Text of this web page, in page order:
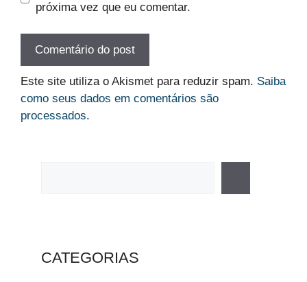
próxima vez que eu comentar.
Este site utiliza o Akismet para reduzir spam. Saiba
como seus dados em comentários são
processados.
CATEGORIAS